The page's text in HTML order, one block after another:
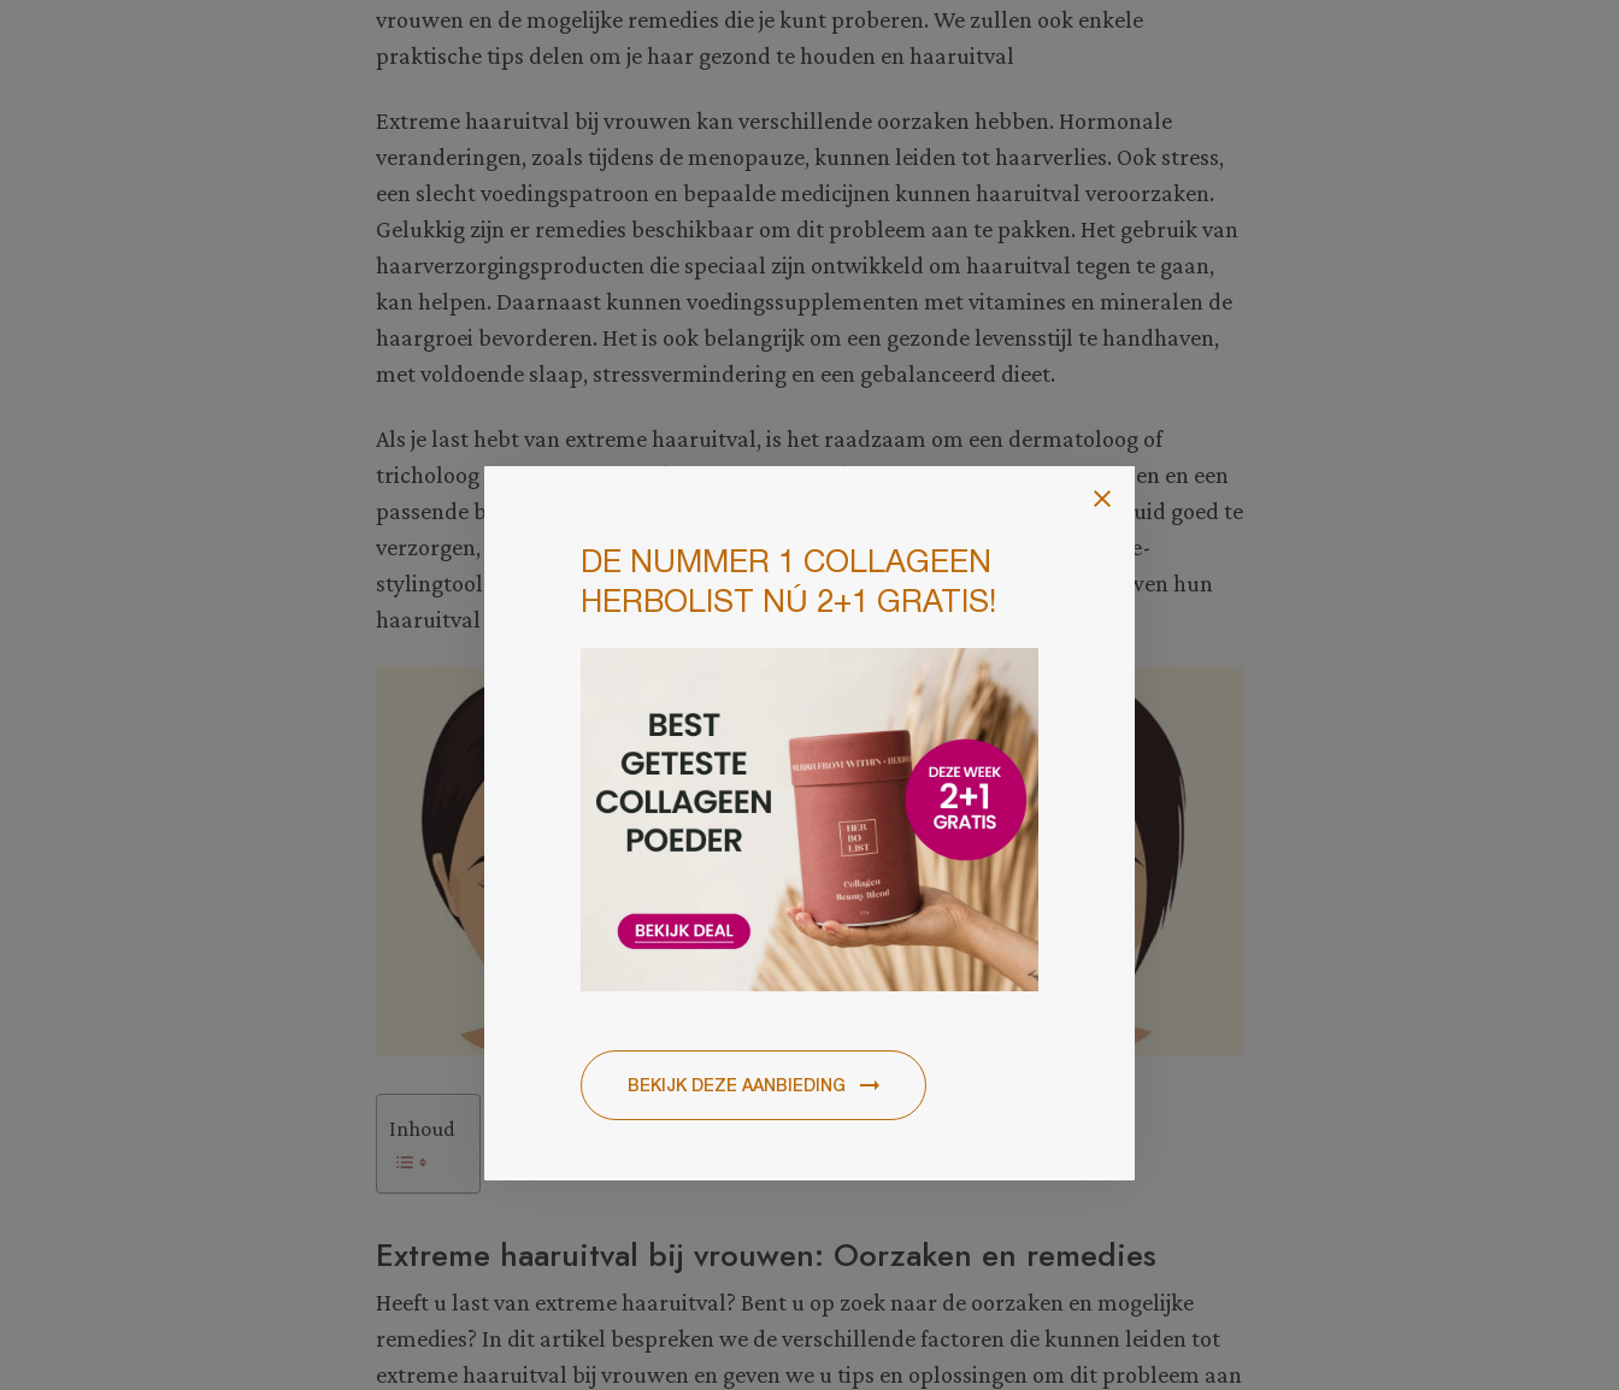
vrouwen en de mogelijke remedies die je kunt proberen. We zullen ook enkele
praktische tips delen om je haar gezond te houden en haaruitval
Extreme haaruitval bij vrouwen kan verschillende oorzaken hebben. Hormonale
veranderingen, zoals tijdens de menopauze, kunnen leiden tot haarverlies. Ook stress,
een slecht voedingspatroon en bepaalde medicijnen kunnen haaruitval veroorzaken.
Gelukkig zijn er remedies beschikbaar om dit probleem aan te pakken. Het gebruik van
haarverzorgingsproducten die speciaal zijn ontwikkeld om haaruitval tegen te gaan,
kan helpen. Daarnaast kunnen voedingssupplementen met vitamines en mineralen de
haargroei bevorderen. Het is ook belangrijk om een gezonde levensstijl te handhaven,
met voldoende slaap, stressvermindering en een gebalanceerd dieet.
Als je last hebt van extreme haaruitval, is het raadzaam om een dermatoloog of
tricholoog te raadplegen. Zij kunnen de oorzaak van het haarverlies vaststellen en een
passende behandeling aanbevelen. Het kan ook helpen om je haar en hoofdhuid goed te
verzorgen, bijvoorbeeld door regelmatig te masseren en het gebruik van hitte-
stylingtools te vermijden. Met de juiste aanpak en behandeling kunnen vrouwen hun
haaruitval verminderen en gezond haar herstellen.
Inhoud
Extreme haaruitval bij vrouwen: Oorzaken en remedies
Heeft u last van extreme haaruitval? Bent u op zoek naar de oorzaken en mogelijke
remedies? In dit artikel bespreken we de verschillende factoren die kunnen leiden tot
extreme haaruitval bij vrouwen en geven we u tips en oplossingen om dit probleem aan